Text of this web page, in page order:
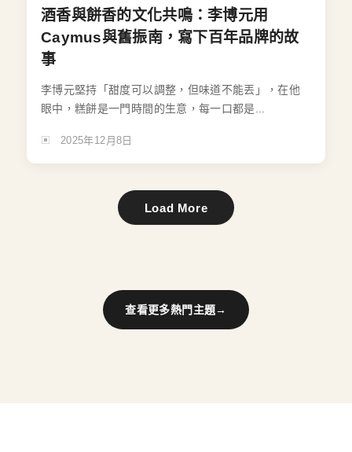
酒香與餅香的文化共鳴：李博元用
Caymus與舊振南，寫下百年品牌的故
事
李博元堅持「甜度可以調整，但味道不能丟」，在他
眼中，糕餅是一門時間的生意，每一口都是...
2025年12月8日
Load More
查看更多熱門主題→